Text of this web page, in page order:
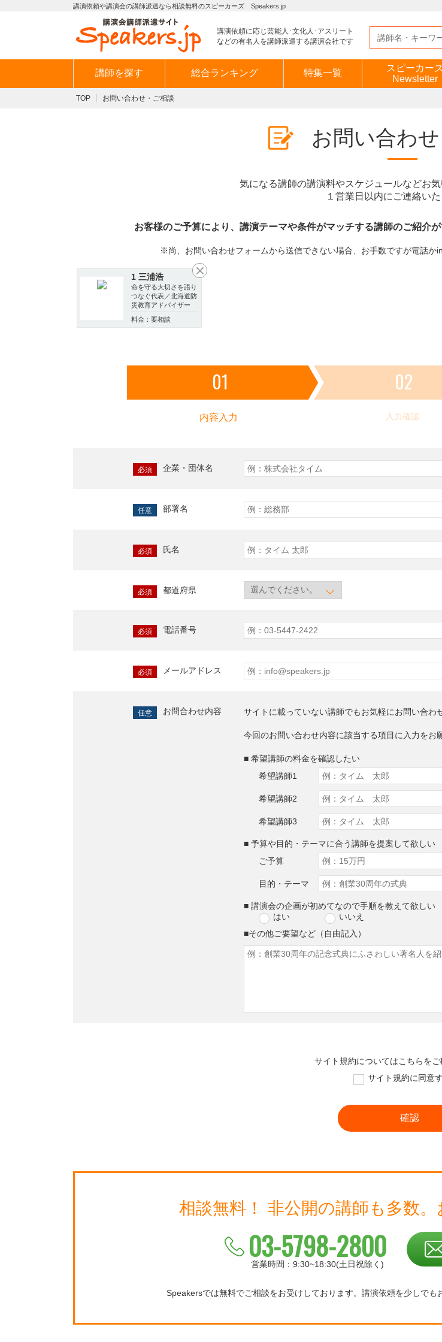
講演依頼や講演会の講師派遣なら相談無料のスピーカーズ Speakers.jp
講演依頼に応じ芸能人･文化人･アスリート
などの有名人を講師派遣する講演会社です
講師を探す 総合ランキング 特集一覧
スピーカー
Newsletter
TOP お問い合わせ・ご相談
お問い合わ
気になる講師の講演料やスケジュールなどお
１営業日以内にご連絡いた
お客様のご予算により、講演テーマや条件がマッチする講師のご紹介
※尚、お問い合わせフォームから送信できない場合、お手数ですが電話か
1 三浦浩
命を守る大切さを語り
つなぐ代表／北海道防
災教育アドバイザー
料金：要相談
01
内容入力
02
入力確認
必須 企業・団体名
任意 部署名
必須 氏名
必須 都道府県
必須 電話番号
必須 メールアドレス
任意 お問合わせ内容 サイトに載っていない講師でもお気軽にお問い合わ
今回のお問い合わせ内容に該当する項目に入力をお
■ 希望講師の料金を確認したい
希望講師1
希望講師2
希望講師3
■ 予算や目的・テーマに合う講師を提案して欲しい
ご予算
目的・テーマ
■ 講演会の企画が初めてなので手順を教えて欲しい
はい
いいえ
■その他ご要望など（自由記入）
サイト規約についてはこちらを
サイト規約に同意
相談無料！ 非公開の講師も多数。
03-5798-2800
営業時間：9:30~18:30(土日祝除く)
Speakersでは無料でご相談をお受けしております。 講演依頼を少しでも